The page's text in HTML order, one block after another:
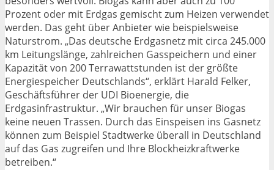
Prozent oder mit Erdgas gemischt zum Heizen verwendet
werden. Das geht über Anbieter wie beispielsweise
Naturstrom. „Das deutsche Erdgasnetz mit circa 245.000
km Leitungslänge, zahlreichen Gasspeichern und einer
Kapazität von 200 Terrawattstunden ist der größte
Energiespeicher Deutschlands“, erklärt Harald Felker,
Geschäftsführer der UDI Bioenergie, die
Erdgasinfrastruktur. „Wir brauchen für unser Biogas
keine neuen Trassen. Durch das Einspeisen ins Gasnetz
können zum Beispiel Stadtwerke überall in Deutschland
auf das Gas zugreifen und Ihre Blockheizkraftwerke
betreiben.“